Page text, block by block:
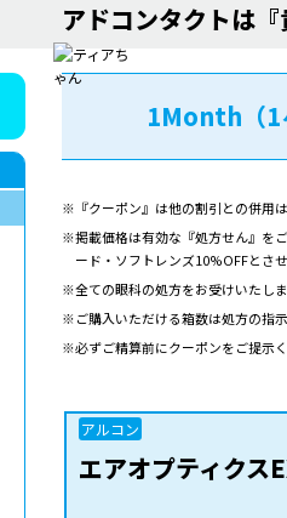
アドコンタクトは
1Month（1
※『クーポン』は他の割引との併用は
※掲載価格は有効な『処方せん』を
ード・ソフトレンズ10%OFFとさ
※全ての眼科の処方をお受けいたしま
※ご購入いただける箱数は処方の指
※必ずご精算前にクーポンをご提示く
アルコン
エアオプティクス